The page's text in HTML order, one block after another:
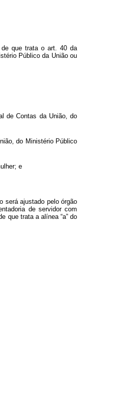
de que trata o art. 40 da
Público da União ou
de Contas da União, do
do Ministério Público
e
será ajustado pelo órgão
de servidor com
que trata a alínea “a” do